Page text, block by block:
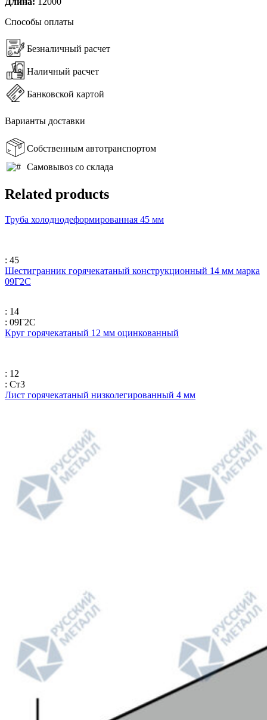
Способы оплаты
Безналичный расчет
Наличный расчет
Банковской картой
Варианты доставки
Собственным автотранспортом
Самовывоз со склада
Related products
Труба холоднодеформированная 45 мм
: 45
Шестигранник горячекатаный конструкционный 14 мм марка
09Г2С
: 14
: 09Г2С
Круг горячекатаный 12 мм оцинкованный
: 12
: Ст3
Лист горячекатаный низколегированный 4 мм